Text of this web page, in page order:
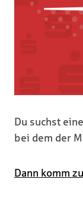
Du suchst
bei dem der
Dann komm